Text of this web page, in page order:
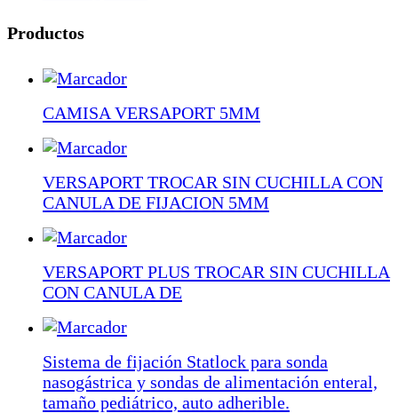
Productos
CAMISA VERSAPORT 5MM
VERSAPORT TROCAR SIN CUCHILLA CON
CANULA DE FIJACION 5MM
VERSAPORT PLUS TROCAR SIN CUCHILLA
CON CANULA DE
Sistema de fijación Statlock para sonda
nasogástrica y sondas de alimentación enteral,
tamaño pediátrico, auto adherible.